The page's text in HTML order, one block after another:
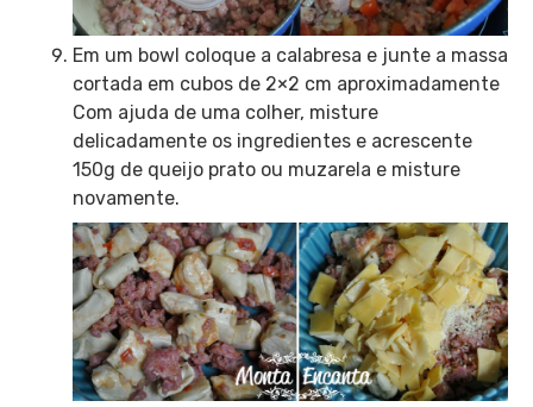
Em um bowl coloque a calabresa e junte a massa
cortada em cubos de 2×2 cm aproximadamente
Com ajuda de uma colher, misture
delicadamente os ingredientes e acrescente
150g de queijo prato ou muzarela e misture
novamente.